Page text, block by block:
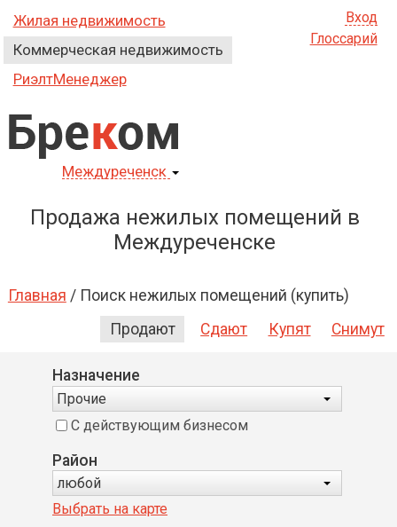
Жилая недвижимость
Коммерческая недвижимость
РиэлтМенеджер
Вход
Глоссарий
Бреком
Междуреченск
Продажа нежилых помещений в
Междуреченске
Главная / Поиск нежилых помещений (купить)
Продают
Сдают Купят Снимут
Назначение
Прочие
С действующим бизнесом
Район
любой
Выбрать на карте